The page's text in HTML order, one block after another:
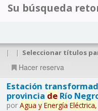
Su búsqueda
| | Seleccionar títulos
Hacer reserva
Estación
provincia deRío
por Agua y Energía Eléctrica,